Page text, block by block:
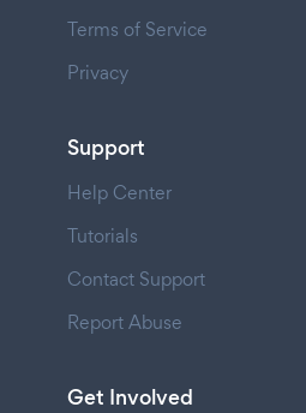
Terms of Service
Privacy
Support
Help Center
Tutorials
Contact Support
Report Abuse
Get Involved